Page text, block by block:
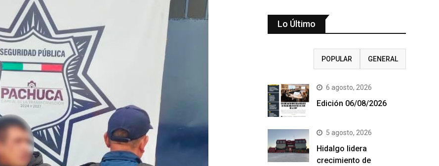
Lo Último
POPULAR GENERAL
6 agosto, 2026
Edición 06/08/2026
5 agosto, 2026
Hidalgo lidera
crecimiento de